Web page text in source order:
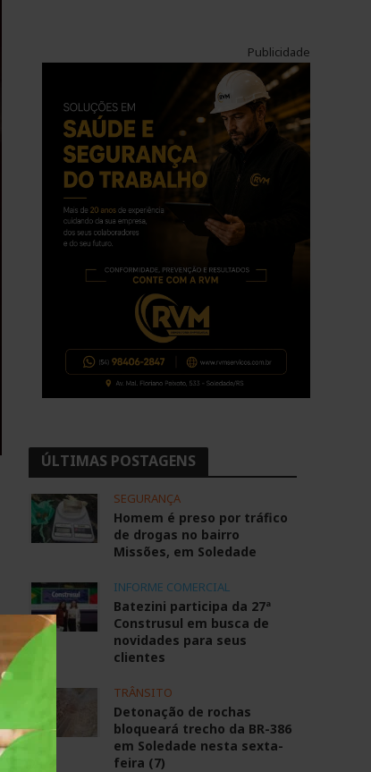
Publicidade
ÚLTIMAS POSTAGENS
SEGURANÇA
Homem é preso por tráfico
de drogas no bairro
Missões, em Soledade
INFORME COMERCIAL
Batezini participa da 27ª
Construsul em busca de
novidades para seus
clientes
TRÂNSITO
Detonação de rochas
bloqueará trecho da BR-386
em Soledade nesta sexta-
feira (7)